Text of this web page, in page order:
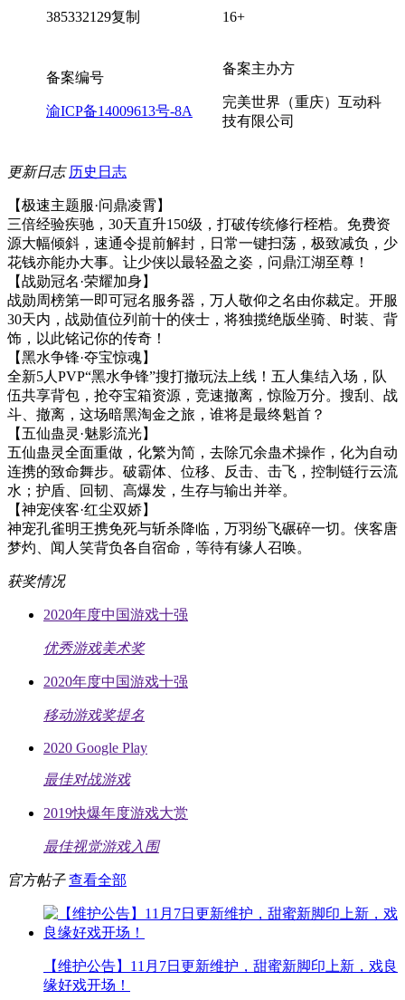
385332129复制 16+
备案编号
渝ICP备14009613号-8A
备案主办方
完美世界（重庆）互动科
技有限公司
更新日志 历史日志
【极速主题服·问鼎凌霄】
三倍经验疾驰，30天直升150级，打破传统修行桎梏。免费资
源大幅倾斜，速通令提前解封，日常一键扫荡，极致减负，少
花钱亦能办大事。让少侠以最轻盈之姿，问鼎江湖至尊！
【战勋冠名·荣耀加身】
战勋周榜第一即可冠名服务器，万人敬仰之名由你裁定。开服
30天内，战勋值位列前十的侠士，将独揽绝版坐骑、时装、背
饰，以此铭记你的传奇！
【黑水争锋·夺宝惊魂】
全新5人PVP“黑水争锋”搜打撤玩法上线！五人集结入场，队
伍共享背包，抢夺宝箱资源，竞速撤离，惊险万分。搜刮、战
斗、撤离，这场暗黑淘金之旅，谁将是最终魁首？
【五仙蛊灵·魅影流光】
五仙蛊灵全面重做，化繁为简，去除冗余蛊术操作，化为自动
连携的致命舞步。破霸体、位移、反击、击飞，控制链行云流
水；护盾、回韧、高爆发，生存与输出并举。
【神宠侠客·红尘双娇】
神宠孔雀明王携免死与斩杀降临，万羽纷飞碾碎一切。侠客唐
梦灼、闻人笑背负各自宿命，等待有缘人召唤。
获奖情况
2020年度中国游戏十强
优秀游戏美术奖
2020年度中国游戏十强
移动游戏奖提名
2020 Google Play
最佳对战游戏
2019快爆年度游戏大赏
最佳视觉游戏入围
官方帖子 查看全部
【维护公告】11月7日更新维护，甜蜜新脚印上新，戏良
缘好戏开场！